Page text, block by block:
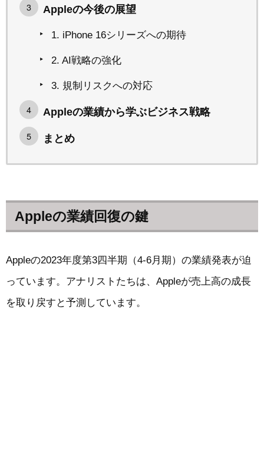
Appleの今後の展望
1. iPhone 16シリーズへの期待
2. AI戦略の強化
3. 規制リスクへの対応
Appleの業績から学ぶビジネス戦略
まとめ
Appleの業績回復の鍵
Appleの2023年度第3四半期（4-6月期）の業績発表が迫
っています。アナリストたちは、Appleが売上高の成長
を取り戻すと予測しています。